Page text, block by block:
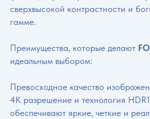
сверхвысокой контрастности и
гамме.
Преимущества, которые делают
идеальным выбором:
Превосходное качество
4K разрешение и технология
обеспечивают яркие, четкие и